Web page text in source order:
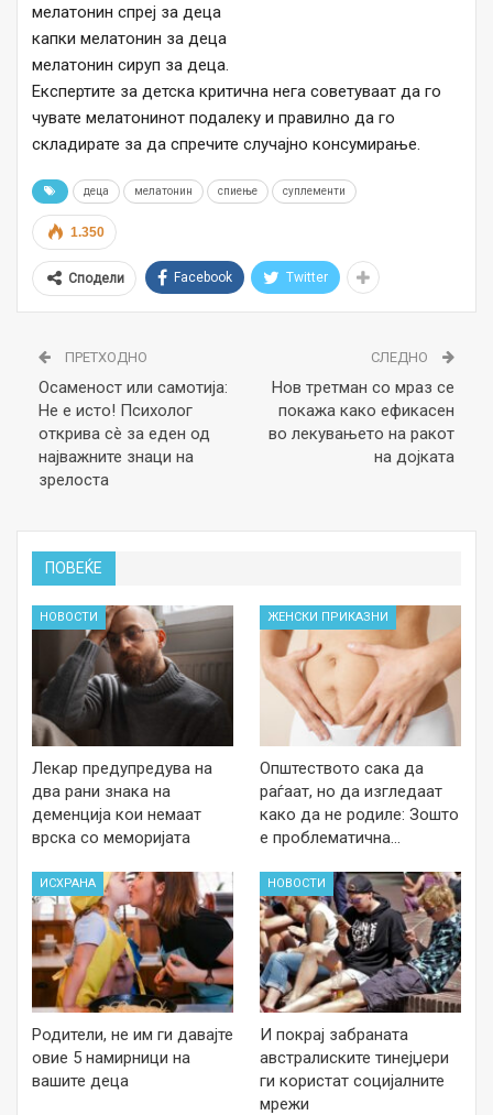
мелатонин спреј за деца
капки мелатонин за деца
мелатонин сируп за деца.
Експертите за детска критична нега советуваат да го
чувате мелатонинот подалеку и правилно да го
складирате за да спречите случајно консумирање.
деца мелатонин спиење суплементи
1.350
Сподели Facebook Twitter
ПРЕТХОДНО
Осаменост или самотија:
Не е исто! Психолог
открива сè за еден од
најважните знаци на
зрелостa
СЛЕДНО
Нов третман со мраз се
покажа како ефикасен
во лекувањето на ракот
на дојката
ПОВЕЌЕ
НОВОСТИ
Лекар предупредува на
два рани знака на
деменција кои немаат
врска со меморијата
ЖЕНСКИ ПРИКАЗНИ
Општеството сака да
раѓаат, но да изгледаат
како да не родиле: Зошто
е проблематична…
ИСХРАНА
Родители, не им ги давајте
овие 5 намирници на
вашите деца
НОВОСТИ
И покрај забраната
австралиските тинејџери
ги користат социјалните
мрежи